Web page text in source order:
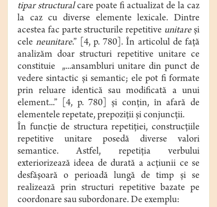
tipar structuralcare poate fi actualizat de la caz
la caz cu diverse elemente lexicale. Dintre
acestea fac parte structurile repetitive unitareşi
celeneunitare.” [4, p. 780]. În articolul de faţă
analizăm doar structuri repetitive unitare ce
constituie „...ansambluri unitare din punct de
vedere sintactic şi semantic; ele pot fi formate
prin reluare identică sau modificată a unui
element...” [4, p. 780] şi conţin, în afară de
elementele repetate, prepoziţii şi conjuncţii.
În funcţie de structura repetiţiei, construcţiile
repetitive unitare posedă diverse valori
semantice. Astfel, repetiţia verbului
exteriorizează ideea de durată a acţiunii ce se
desfăşoară o perioadă lungă de timp şi se
realizează prin structuri repetitive bazate pe
coordonare sau subordonare. De exemplu: